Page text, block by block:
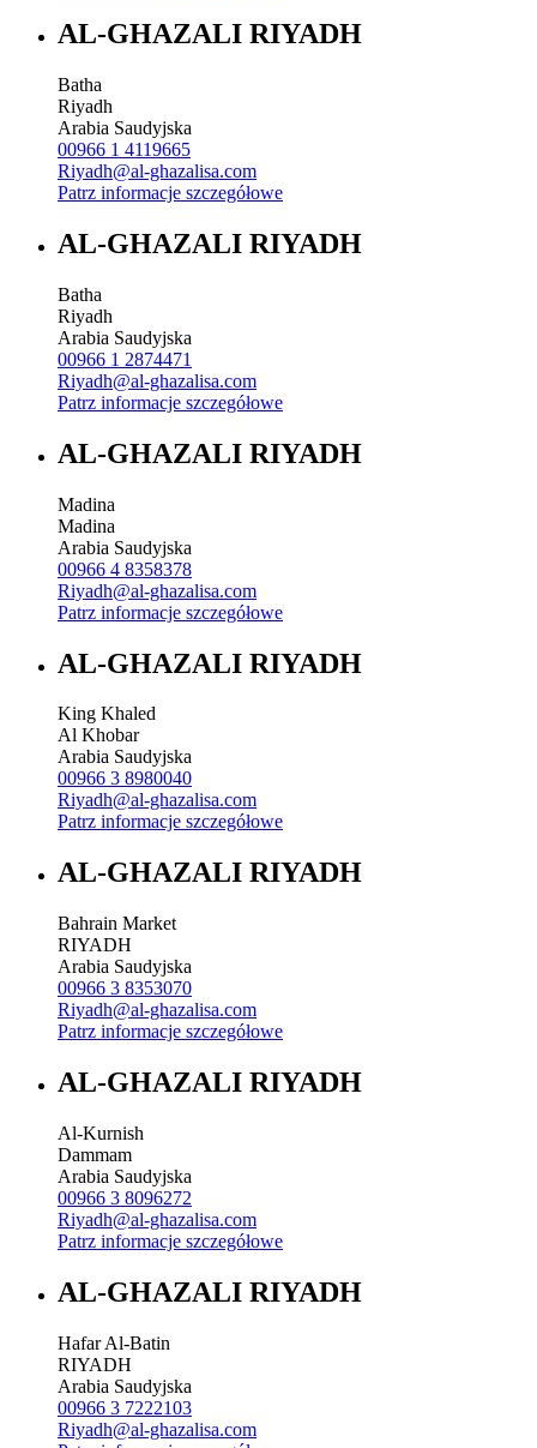
AL-GHAZALI RIYADH
Batha
Riyadh
Arabia Saudyjska
00966 1 4119665
Riyadh@al-ghazalisa.com
Patrz informacje szczegółowe
AL-GHAZALI RIYADH
Batha
Riyadh
Arabia Saudyjska
00966 1 2874471
Riyadh@al-ghazalisa.com
Patrz informacje szczegółowe
AL-GHAZALI RIYADH
Madina
Madina
Arabia Saudyjska
00966 4 8358378
Riyadh@al-ghazalisa.com
Patrz informacje szczegółowe
AL-GHAZALI RIYADH
King Khaled
Al Khobar
Arabia Saudyjska
00966 3 8980040
Riyadh@al-ghazalisa.com
Patrz informacje szczegółowe
AL-GHAZALI RIYADH
Bahrain Market
RIYADH
Arabia Saudyjska
00966 3 8353070
Riyadh@al-ghazalisa.com
Patrz informacje szczegółowe
AL-GHAZALI RIYADH
Al-Kurnish
Dammam
Arabia Saudyjska
00966 3 8096272
Riyadh@al-ghazalisa.com
Patrz informacje szczegółowe
AL-GHAZALI RIYADH
Hafar Al-Batin
RIYADH
Arabia Saudyjska
00966 3 7222103
Riyadh@al-ghazalisa.com